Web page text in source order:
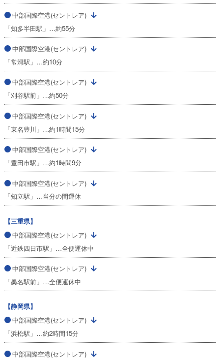
中部国際空港(セントレア)
「知多半田駅」…約55分
中部国際空港(セントレア)
「常滑駅」…約10分
中部国際空港(セントレア)
「刈谷駅前」…約50分
中部国際空港(セントレア)
「東名豊川」…約1時間15分
中部国際空港(セントレア)
「豊田市駅」…約1時間9分
中部国際空港(セントレア)
「知立駅」…当分の間運休
【三重県】
中部国際空港(セントレア)
「近鉄四日市駅」…全便運休中
中部国際空港(セントレア)
「桑名駅前」…全便運休中
【静岡県】
中部国際空港(セントレア)
「浜松駅」…約2時間15分
中部国際空港(セントレア)